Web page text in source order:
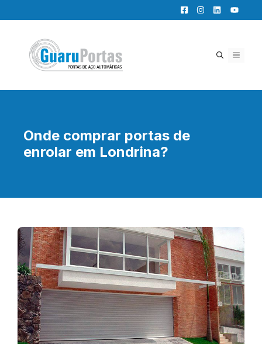
para
conteúdo
MENU
Onde comprar portas de
enrolar em Londrina?